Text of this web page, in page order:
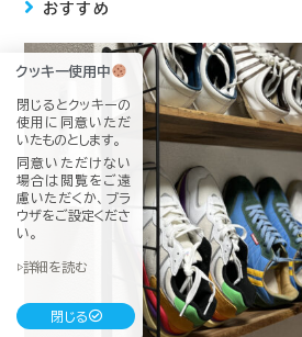
おすすめ
クッキー使用中
閉じるとクッキーの
使用に同意いただ
いたものとします。
同意いただけない
場合は閲覧をご遠
慮いただくか、ブラ
ウザをご設定くださ
い。
▷詳細を読む
閉じる